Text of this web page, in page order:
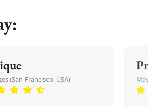
(San Francisco, USA)